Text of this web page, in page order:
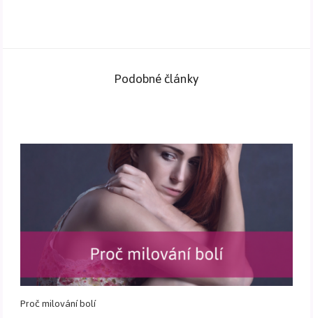
Podobné články
Proč milování bolí